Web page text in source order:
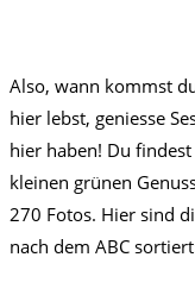
Also, wann kommst
hier lebst, geniesse
hier haben! Du
kleinen grünen
270 Fotos. Hier sind
nach dem ABC